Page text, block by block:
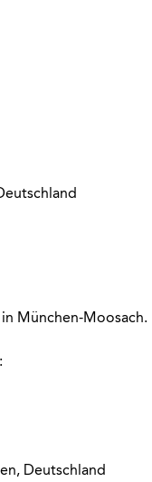
München-Moosach.
Deutschland